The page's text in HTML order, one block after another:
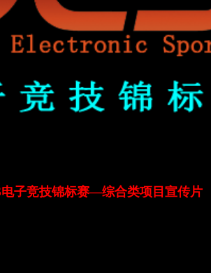
子竞技锦标赛—综合类项目宣传片